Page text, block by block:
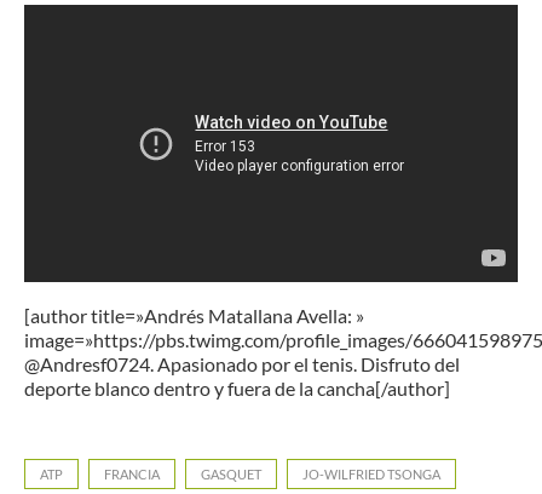
[author title=»Andrés Matallana Avella: »
image=»https://pbs.twimg.com/profile_images/
@Andresf0724. Apasionado por el tenis. Disfruto del
deporte blanco dentro y fuera de la cancha[/author]
ATP FRANCIA GASQUET JO-WILFRIED TSONGA